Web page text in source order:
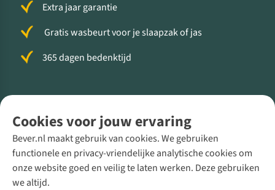
Cookies voor jouw ervaring
Bever.nl maakt gebruik van cookies. We gebruiken
functionele en privacy-vriendelijke analytische cookies om
onze website goed en veilig te laten werken. Deze gebruiken
we altijd.
Extra jaar garantie
Gratis wasbeurt voor je slaapzak of jas
365 dagen bedenktijd
Direct advies van een Buitenexpert